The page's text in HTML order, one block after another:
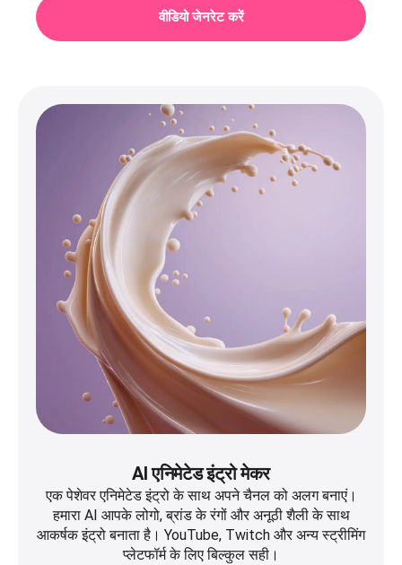
वीडियो जेनरेट करें
AI एनिमेटेड इंट्रो मेकर
एक पेशेवर एनिमेटेड इंट्रो के साथ अपने चैनल को अलग बनाएं।
हमारा AI आपके लोगो, ब्रांड के रंगों और अनूठी शैली के साथ
आकर्षक इंट्रो बनाता है। YouTube, Twitch और अन्य स्ट्रीमिंग
प्लेटफॉर्म के लिए बिल्कुल सही।